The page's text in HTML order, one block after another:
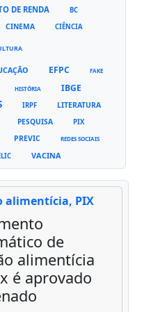
DE RENDA BC
CINEMA CIÊNCIA
EFPC FAKE
HISTÓRIA IBGE
IRPF LITERATURA
PESQUISA PIX
PREVIC REDES SOCIAIS
VACINA
alimentícia, PIX
de
alimentícia
é aprovado